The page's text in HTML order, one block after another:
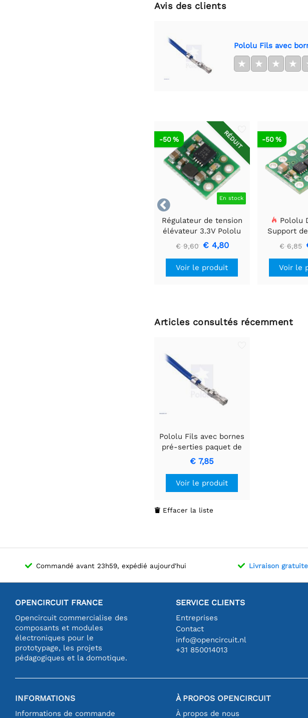
Avis des clients
Pololu Fils avec
★ ★ ★ ★

RÉDUIT
En stock
-50 %
Régulateur de tension
élévateur 3.3V Pololu
U1V10F3
€ 9,60 € 4,80
Voir le produit
-50 %
Pololu
Support
moteur
€ 6,85
Voir le
Articles consultés récemment
Pololu Fils avec bornes
pré-serties paquet de
10 MF 3" rouge
€ 7,85
Voir le produit
 Effacer la liste
Commandé avant 23h59, expédié aujourd'hui Livraison gratuite
OPENCIRCUIT FRANCE
Opencircuit commercialise des
composants et modules
électroniques pour le
prototypage, les projets
pédagogiques et la domotique.
SERVICE CLIENTS
Entreprises
Contact
info@opencircuit.nl
+31 850014013
INFORMATIONS
Informations de commande
À PROPOS OPENCIRCUIT
À propos de nous